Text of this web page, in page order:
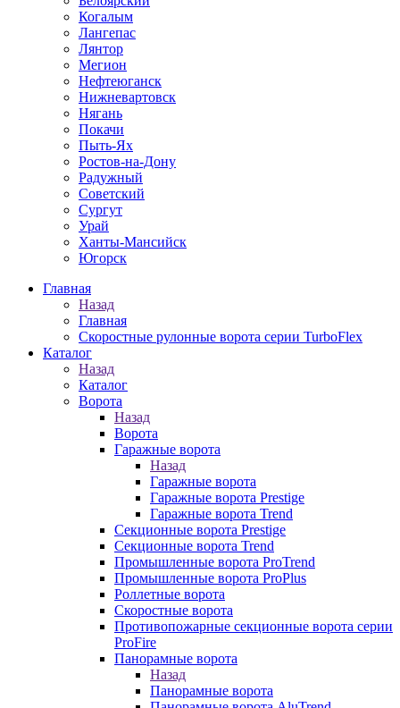
Когалым
Лангепас
Лянтор
Мегион
Нефтеюганск
Нижневартовск
Нягань
Покачи
Пыть-Ях
Рoстов-на-Дону
Радужный
Советский
Сургут
Урай
Ханты-Мансийск
Югорск
Главная
Назад
Главная
Скоростные рулонные ворота серии TurboFlex
Каталог
Назад
Каталог
Ворота
Назад
Ворота
Гаражные ворота
Назад
Гаражные ворота
Гаражные ворота Prestige
Гаражные ворота Trend
Секционные ворота Prestige
Секционные ворота Trend
Промышленные ворота ProTrend
Промышленные ворота ProPlus
Роллетные ворота
Скоростные ворота
Противопожарные секционные ворота серии
ProFire
Панорамные ворота
Назад
Панорамные ворота